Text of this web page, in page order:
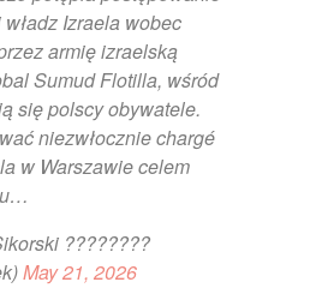
Izraela wobec
armię izraelską
Sumud Flotilla, wśród
się polscy obywatele.
niezwłocznie chargé
w Warszawie celem
????????
May 21, 2026